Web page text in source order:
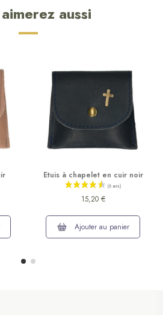
aussi
Etuis à chapelet en cuir noir
15,20 €
Ajouter au panier